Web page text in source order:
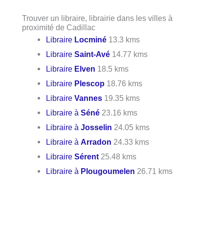
Trouver un libraire, librairie dans les villes à
proximité de Cadillac
Libraire Locminé 13.3 kms
LibraireSaint-Avé 14.77 kms
Libraire Elven 18.5 kms
Libraire Plescop 18.76 kms
LibraireVannes 19.35 kms
Libraire àSéné 23.16 kms
Libraire àJosselin 24.05 kms
Libraire àArradon 24.33 kms
LibraireSérent 25.48 kms
Libraire à Plougoumelen 26.71 kms